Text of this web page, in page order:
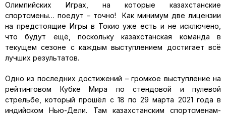
Олимпийских Играх, на которые казахстанские
спортсмены… поедут – точно! Как минимум две лицензии
на предстоящие Игры в Токио уже есть и не исключено,
что будут ещё, поскольку казахстанская команда в
текущем сезоне с каждым выступлением достигает всё
лучших результатов.
Одно из последних достижений – громкое выступление на
рейтинговом Кубке Мира по стендовой и пулевой
стрельбе, который прошёл с 18 по 29 марта 2021 года в
индийском Нью-Дели. Там казахстанским спортсменам-